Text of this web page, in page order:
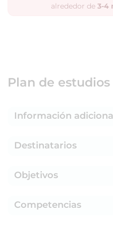
alrededor de 3-4
Plan de estudios
Información
Destinatarios
Objetivos
Competencias